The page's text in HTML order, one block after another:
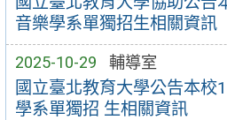
音樂學系單獨招生相關資訊
2025-10-29 輔導室
國立臺北教育大學公告本校
學系單獨招 生相關資訊